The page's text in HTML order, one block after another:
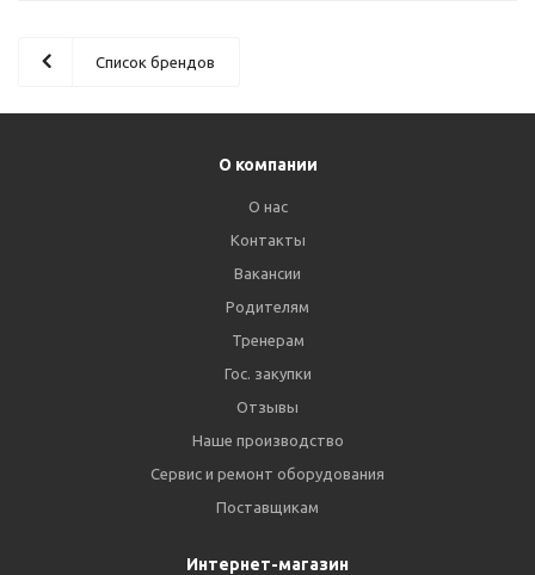
Список брендов
О компании
О нас
Контакты
Вакансии
Родителям
Тренерам
Гос. закупки
Отзывы
Наше производство
Сервис и ремонт оборудования
Поставщикам
Интернет-магазин